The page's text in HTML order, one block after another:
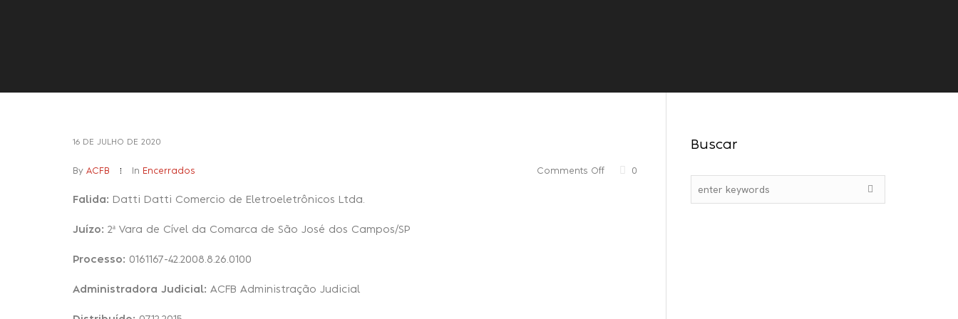
16 DE JULHO DE 2020
Comments Off 0
By ACFB In Encerrados
Falida: Datti Datti Comercio de Eletroeletrônicos Ltda.
Juízo: 2ª Vara de Cível da Comarca de São José dos Campos/SP
Processo: 0161167-42.2008.8.26.0100
Administradora Judicial: ACFB Administração Judicial
Buscar